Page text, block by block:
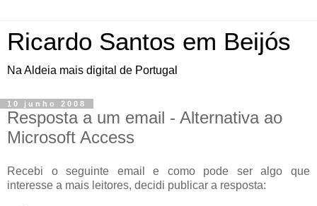
Ricardo Santos em Beijós
Na Aldeia mais digital de Portugal
10 junho 2008
Resposta a um email - Alternativa ao
Microsoft Access
Recebi o seguinte email e como pode ser algo que
interesse a mais leitores, decidi publicar a resposta: